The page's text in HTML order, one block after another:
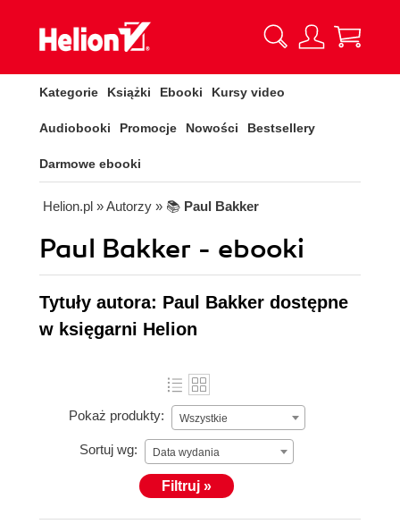
Kategorie Książki Ebooki Kursy video
Audiobooki Promocje Nowości Bestsellery
Darmowe ebooki
Helion.pl » Autorzy » 📚 Paul Bakker
Paul Bakker - ebooki
Tytuły autora: Paul Bakker dostępne
w księgarni Helion
Pokaż produkty: Wszystkie
Sortuj wg: Data wydania
Filtruj »